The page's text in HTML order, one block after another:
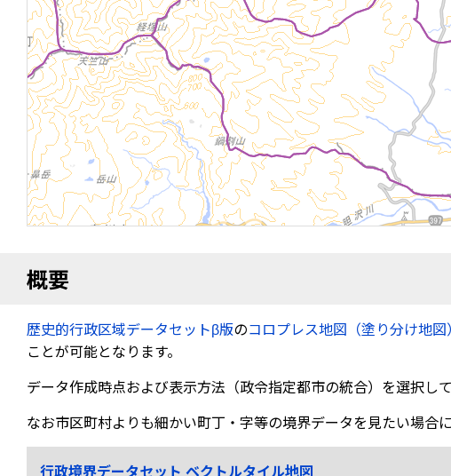
概要
歴史的行政区域データセットβ版のコロプレス地図（塗り分け地図）
ことが可能となります。
データ作成時点および表示方法（政令指定都市の統合）を選択して
なお市区町村よりも細かい町丁・字等の境界データを見たい場合
行政境界データセット ベクトルタイル地図